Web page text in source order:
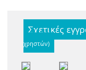
Σχετικές
χρηστών)